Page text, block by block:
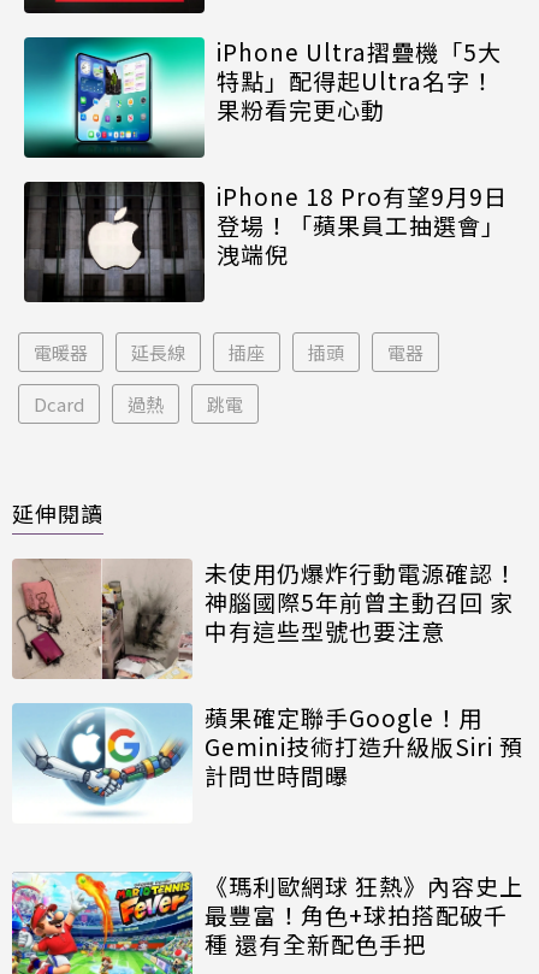
iPhone Ultra摺疊機「5大
特點」配得起Ultra名字！
果粉看完更心動
iPhone 18 Pro有望9月9日
登場！「蘋果員工抽選會」
洩端倪
電暖器 延長線 插座 插頭 電器
Dcard 過熱 跳電
延伸閱讀
未使用仍爆炸行動電源確認！
神腦國際5年前曾主動召回 家
中有這些型號也要注意
蘋果確定聯手Google！用
Gemini技術打造升級版Siri 預
計問世時間曝
《瑪利歐網球 狂熱》內容史上
最豐富！角色+球拍搭配破千
種 還有全新配色手把